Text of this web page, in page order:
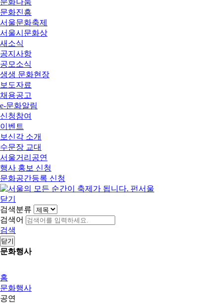
문화나눔
문화진흥
서울문화축제
서울시문화상
새소식
공지사항
공모소식
생생 문화현장
보도자료
채용공고
e-문화알림
신청참여
이벤트
보신각 소개
수문장 교대
서울거리공연
행사 홍보 신청
문화공간등록 신청
닫기
검색분류
검색어
검색
닫기
문화행사
홈
문화행사
공연